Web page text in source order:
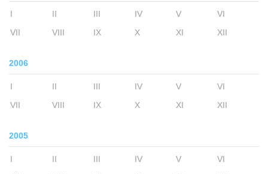
I II III IV V
VI
VII
VIII IX X XI XII
2006
I II III IV V
VI
VII
VIII IX X XI XII
2005
I II III IV V
VI